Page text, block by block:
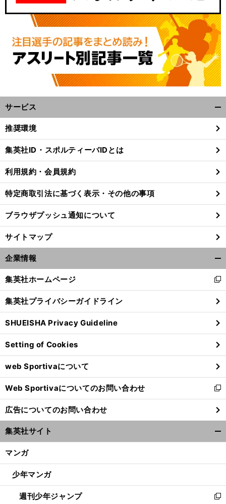
サービス
閉
る
推奨環境
集英社ID・スポルティーバIDとは
利用規約・会員規約
特定商取引法に基づく表示・その他の事項
ブラウザプッシュ通知について
サイトマップ
企業情報
閉
る
集英社ホームページ
新
し
い
ウ
ィ
ン
ド
ウ
で
開
く
集英社プライバシーガイドライン
SHUEISHA Privacy Guideline
Setting of Cookies
web Sportivaについて
Web Sportivaについてのお問い合わせ
新
し
い
ウ
ィ
ン
ウ
開
く
広告についてのお問い合わせ
集英社サイト
マンガ
少年マンガ
週刊少年ジャンプ
新